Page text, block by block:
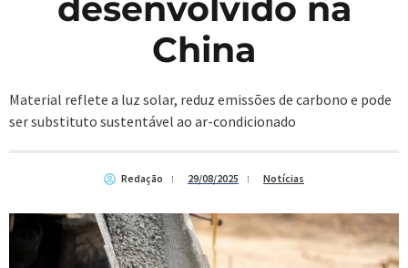
desenvolvido na
China
Material reflete a luz solar, reduz emissões de carbono e pode
ser substituto sustentável ao ar-condicionado
Redação 29/08/2025 Notícias